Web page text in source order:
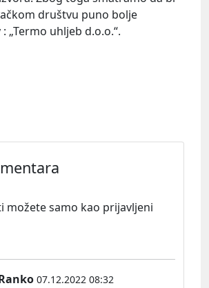
društvu puno bolje
„Termo uhljeb d.o.o.“.
možete samo kao prijavljeni
07.12.2022 08:32